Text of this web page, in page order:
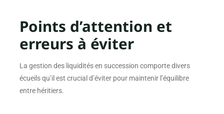
Points d’attention et
erreurs à éviter
La gestion des liquidités en succession comporte divers
écueils qu’il est crucial d’éviter pour maintenir l’équilibre
entre héritiers.